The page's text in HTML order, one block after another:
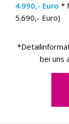
4.990,- Euro *
5.690,- Euro)
bei uns